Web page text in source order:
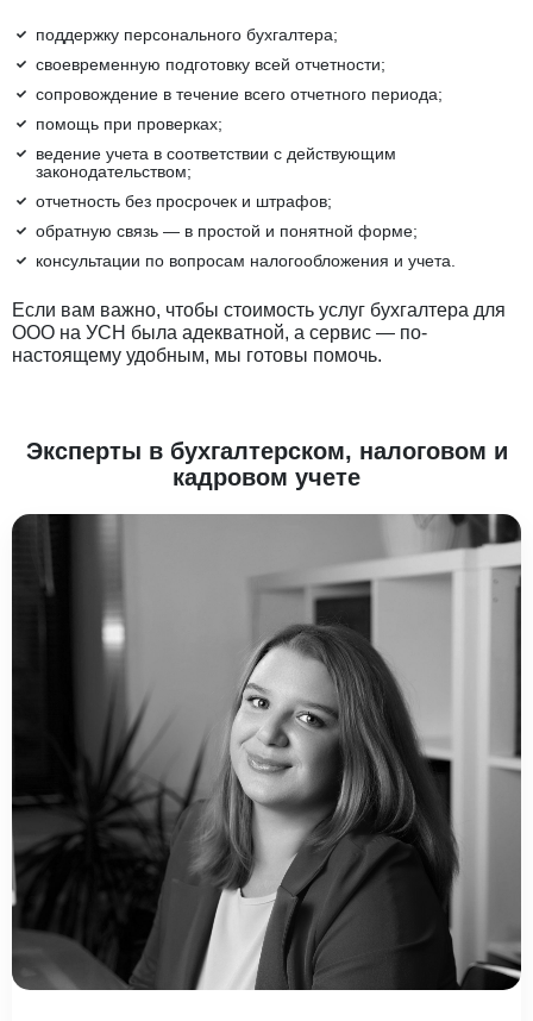
поддержку персонального бухгалтера;
своевременную подготовку всей отчетности;
сопровождение в течение всего отчетного периода;
помощь при проверках;
ведение учета в соответствии с действующим
законодательством;
отчетность без просрочек и штрафов;
обратную связь — в простой и понятной форме;
консультации по вопросам налогообложения и учета.
Если вам важно, чтобы стоимость услуг бухгалтера для
ООО на УСН была адекватной, а сервис — по-
настоящему удобным, мы готовы помочь.
Эксперты в бухгалтерском, налоговом и
кадровом учете